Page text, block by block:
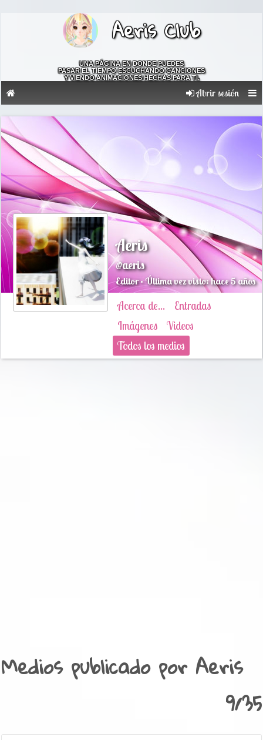
Aeris Club
UNA PÁGINA EN DONDE PUEDES
PASAR EL TIEMPO ESCUCHANDO CANCIONES
Y VIENDO ANIMACIONES HECHAS PARA TI.
Abrir sesión
Aeris
@aeris
Editor • Última vez visto: hace 5 años
Acerca de...
Entradas
Imágenes
Videos
Todos los medios
Medios publicado por Aeris
9/35